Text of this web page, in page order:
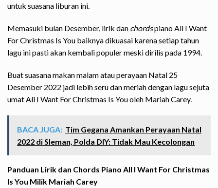
untuk suasana liburan ini.
Memasuki bulan Desember, lirik dan chordspiano All I Want
For Christmas Is You baiknya dikuasai karena setiap tahun
lagu ini pasti akan kembali populer meski dirilis pada 1994.
Buat suasana makan malam atau perayaan Natal 25
Desember 2022 jadi lebih seru dan meriah dengan lagu sejuta
umat All I Want For Christmas Is You oleh Mariah Carey.
BACA JUGA: Tim Gegana Amankan Perayaan Natal
2022 di Sleman, Polda DIY: Tidak Mau Kecolongan
Panduan Lirik dan Chords Piano All I Want For Christmas
Is You Milik Mariah Carey